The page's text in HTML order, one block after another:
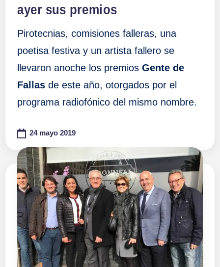
ayer sus premios
Pirotecnias, comisiones falleras, una
poetisa festiva y un artista fallero se
llevaron anoche los premios Gente de
Fallasde este año, otorgados por el
programa radiofónico del mismo nombre.
24 mayo 2019